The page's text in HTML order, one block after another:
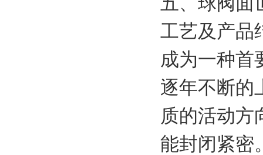
工艺及产品
成为一种首
逐年不断的
质的活动方
能封闭紧密